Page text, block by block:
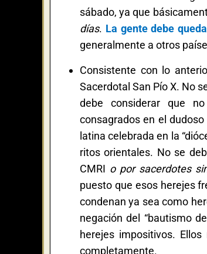
sábado, ya que
días. La gente debe
generalmente a otros
Consistente con lo
Sacerdotal San Pío X. No
debe considerar que
consagrados en el
latina celebrada en la
ritos orientales. No se
CMRI o por sacerdotes
puesto que esos herejes
condenan ya sea como
negación del “bautismo
herejes impositivos.
completamente.